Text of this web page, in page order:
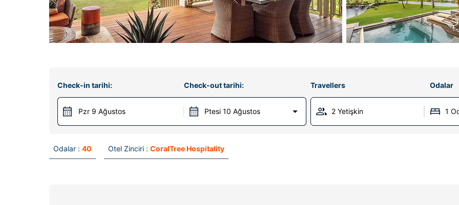
Check-in tarihi:
Pzr 9 Ağustos
Check-out tarihi:
Ptesi 10 Ağustos
Travellers Odalar
2 Yetişkin 1
Odalar : 40 Otel Zinciri : CoralTree Hospitality